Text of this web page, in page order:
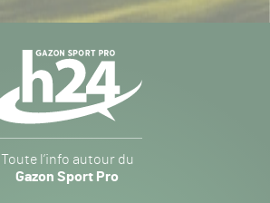
Sport
Pro
Toute l’info autour du
Gazon Sport Pro